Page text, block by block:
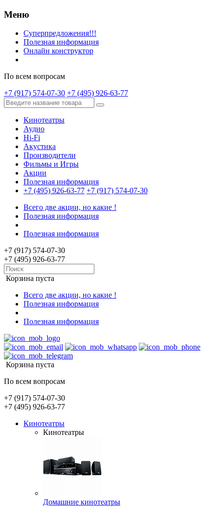
Меню
Суперпредложения!!!
Полезная информация
Онлайн конструктор
По всем вопросам
+7 (917) 574-07-30 +7 (495) 926-63-77
Кинотеатры
Аудио
Hi-Fi
Акустика
Производители
Фильмы и Игры
Акции
Полезная информация
+7 (495) 926-63-77 +7 (917) 574-07-30
Всего две акции, но какие !
Полезная информация
Полезная информация
+7 (917) 574-07-30
+7 (495) 926-63-77
Корзина пуста
Всего две акции, но какие !
Полезная информация
Полезная информация
Корзина пуста
По всем вопросам
+7 (917) 574-07-30
+7 (495) 926-63-77
Кинотеатры
Кинотеатры
Домашние кинотеатры